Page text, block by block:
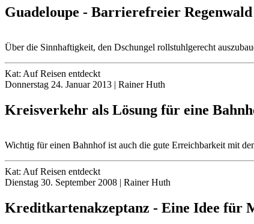
Guadeloupe - Barrierefreier Regenwald
Über die Sinnhaftigkeit, den Dschungel rollstuhlgerecht
Kat: Auf Reisen entdeckt
Donnerstag 24. Januar 2013 | Rainer Huth
Kreisverkehr als Lösung für eine
Wichtig für einen Bahnhof ist auch die gute Erreichbarkeit mit
Kat: Auf Reisen entdeckt
Dienstag 30. September 2008 | Rainer Huth
Kreditkartenakzeptanz - Eine Idee für